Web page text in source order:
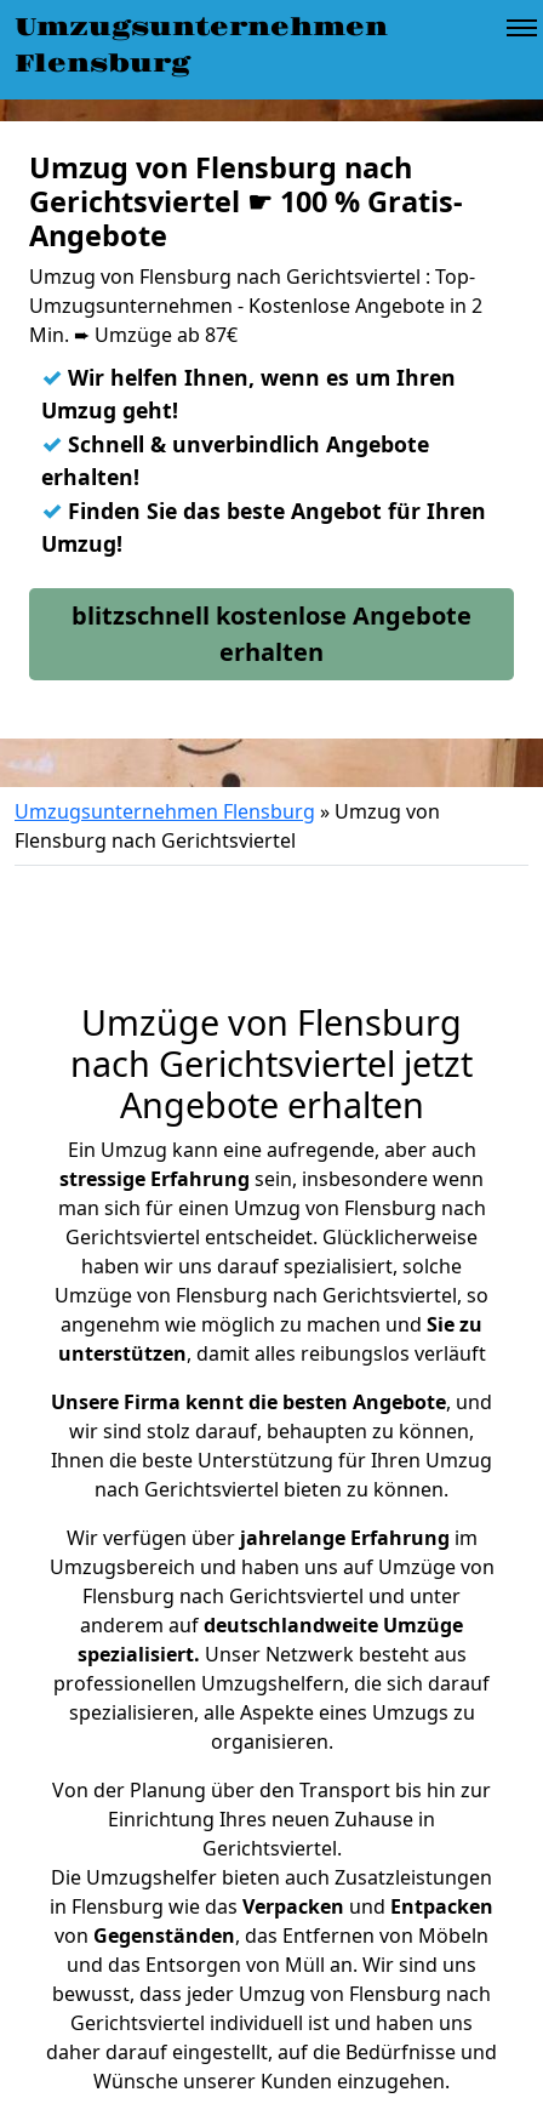
Umzugsunternehmen
Flensburg
Umzug von Flensburg nach
Gerichtsviertel ☛ 100 % Gratis-
Angebote
Umzug von Flensburg nach Gerichtsviertel : Top-
Umzugsunternehmen - Kostenlose Angebote in 2
Min. ➨ Umzüge ab 87€
✓ Wir helfen Ihnen, wenn es um Ihren
Umzug geht!
✓ Schnell & unverbindlich Angebote
erhalten!
✓ Finden Sie das beste Angebot für Ihren
Umzug!
blitzschnell kostenlose Angebote
erhalten
Umzugsunternehmen Flensburg » Umzug von
Flensburg nach Gerichtsviertel
Umzüge von Flensburg
nach Gerichtsviertel jetzt
Angebote erhalten
Ein Umzug kann eine aufregende, aber auch
stressige Erfahrung sein, insbesondere wenn
man sich für einen Umzug von Flensburg nach
Gerichtsviertel entscheidet. Glücklicherweise
haben wir uns darauf spezialisiert, solche
Umzüge von Flensburg nach Gerichtsviertel, so
angenehm wie möglich zu machen und Sie zu
unterstützen, damit alles reibungslos verläuft
Unsere Firma kennt die besten Angebote, und
wir sind stolz darauf, behaupten zu können,
Ihnen die beste Unterstützung für Ihren Umzug
nach Gerichtsviertel bieten zu können.
Wir verfügen überjahrelange Erfahrung im
Umzugsbereich und haben uns auf Umzüge von
Flensburg nach Gerichtsviertel und unter
anderem aufdeutschlandweite Umzüge
spezialisiert. Unser Netzwerk besteht aus
professionellen Umzugshelfern, die sich darauf
spezialisieren, alle Aspekte eines Umzugs zu
organisieren.
Von der Planung über den Transport bis hin zur
Einrichtung Ihres neuen Zuhause in
Gerichtsviertel.
Die Umzugshelfer bieten auch Zusatzleistungen
in Flensburg wie das Verpacken und Entpacken
von Gegenständen, das Entfernen von Möbeln
und das Entsorgen von Müll an. Wir sind uns
bewusst, dass jeder Umzug von Flensburg nach
Gerichtsviertel individuell ist und haben uns
daher darauf eingestellt, auf die Bedürfnisse und
Wünsche unserer Kunden einzugehen.